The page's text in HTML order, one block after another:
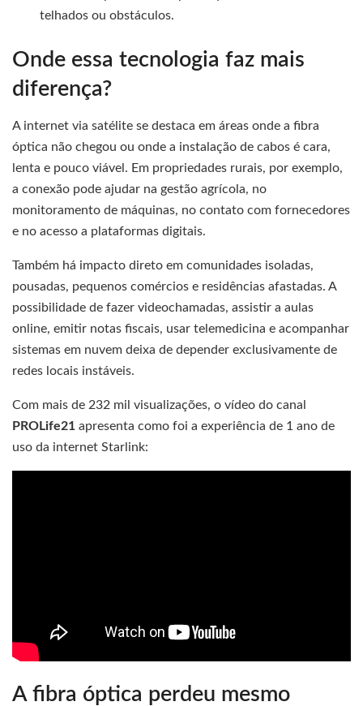
telhados ou obstáculos.
Onde essa tecnologia faz mais
diferença?
A internet via satélite se destaca em áreas onde a fibra
óptica não chegou ou onde a instalação de cabos é cara,
lenta e pouco viável. Em propriedades rurais, por exemplo,
a conexão pode ajudar na gestão agrícola, no
monitoramento de máquinas, no contato com fornecedores
e no acesso a plataformas digitais.
Também há impacto direto em comunidades isoladas,
pousadas, pequenos comércios e residências afastadas. A
possibilidade de fazer videochamadas, assistir a aulas
online, emitir notas fiscais, usar telemedicina e acompanhar
sistemas em nuvem deixa de depender exclusivamente de
redes locais instáveis.
Com mais de 232 mil visualizações, o vídeo do canal
PROLife21 apresenta como foi a experiência de 1 ano de
uso da internet Starlink:
A fibra óptica perdeu mesmo